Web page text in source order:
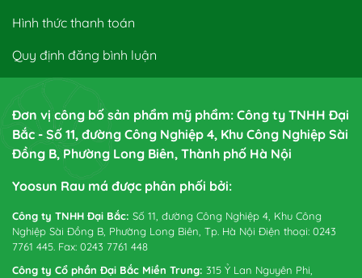
Hình thức thanh toán
Quy định đăng bình luận
Đơn vị công bố sản phẩm mỹ phẩm: Công ty TNHH Đại
Bắc - Số 11, đường Công Nghiệp 4, Khu Công Nghiệp Sài
Đồng B, Phường Long Biên, Thành phố Hà Nội
Yoosun Rau má được phân phối bởi:
Công ty TNHH Đại Bắc: Số 11, đường Công Nghiệp 4, Khu Công
Nghiệp Sài Đồng B, Phường Long Biên, Tp. Hà Nội Điện thoại: 0243
7761 445. Fax: 0243 7761 448
Công ty Cổ phần Đại Bắc Miền Trung: 315 Ỷ Lan Nguyên Phi,